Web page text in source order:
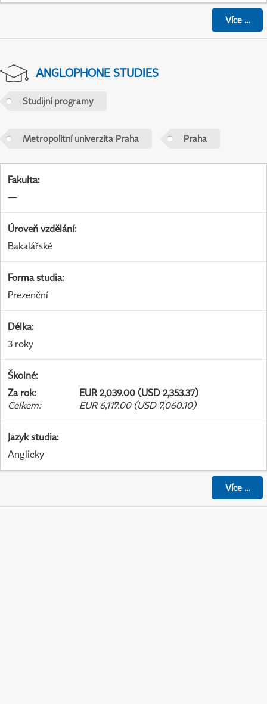
Více...
ANGLOPHONE STUDIES
Studijní programy
Metropolitní univerzita Praha Praha
Fakulta:
—
Úroveň vzdělání:
Bakalářské
Forma studia:
Prezenční
Délka:
3 roky
Školné:
Za rok:
EUR 2,039.00 (USD 2,353.37)
Celkem: EUR 6,117.00 (USD 7,060.10)
Jazyk studia:
Anglicky
Více...